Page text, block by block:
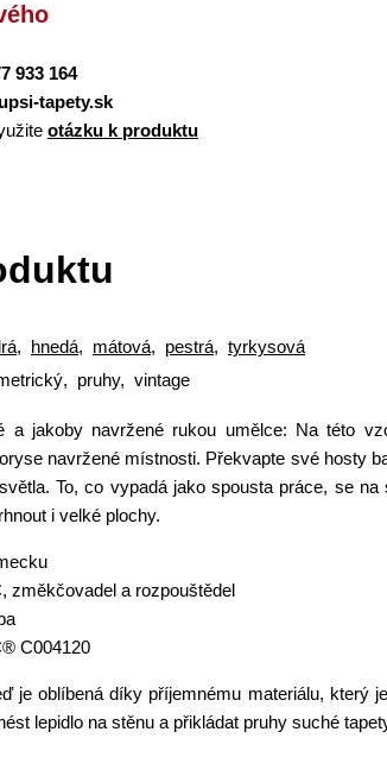
933 164
tapety.sk
otázku k produktu
, hnedá, mátová, pestrá, tyrkysová
pruhy, vintage
a jakoby navržené rukou umělce: Na této
navržené místnosti. Překvapte své hosty
To, co vypadá jako spousta práce, se
i velké plochy.
změkčovadel a rozpouštědel
C004120
je oblíbená díky příjemnému materiálu, který
lepidlo na stěnu a přikládat pruhy suché